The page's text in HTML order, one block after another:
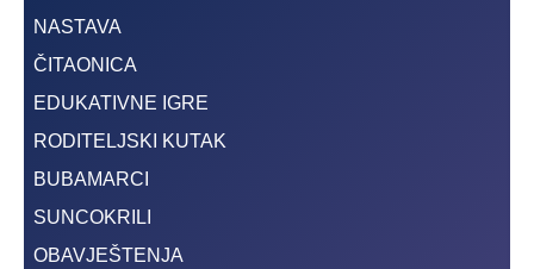
NASTAVA
ČITAONICA
EDUKATIVNE IGRE
RODITELJSKI KUTAK
BUBAMARCI
SUNCOKRILI
OBAVJEŠTENJA